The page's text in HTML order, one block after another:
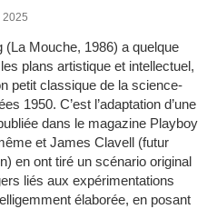
2025
Mouche, 1986) a quelque
plans artistique et intellectuel,
petit classique de la science-
1950. C’est l’adaptation d’une
dans le magazine Playboy
et James Clavell (futur
en ont tiré un scénario original
liés aux expérimentations
élaborée, en posant